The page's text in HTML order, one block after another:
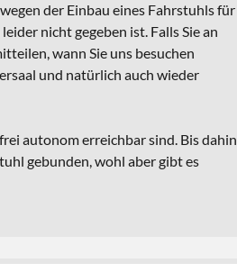
der Einbau eines Fahrstuhls für
nicht gegeben ist. Falls Sie an
wann Sie uns besuchen
und natürlich auch wieder
autonom erreichbar sind. Bis dahin
gebunden, wohl aber gibt es